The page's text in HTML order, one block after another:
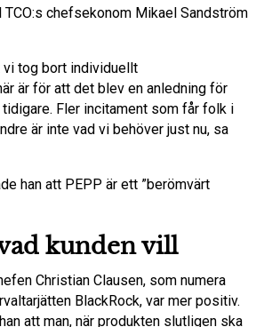
TCO:s chefsekonom Mikael Sandström
tog bort individuellt
är för att det blev en anledning för
Fler incitament som får folk i
är inte vad vi behöver just nu, sa
han att PEPP är ett ”berömvärt
kunden vill
Christian Clausen, som numera
BlackRock, var mer positiv.
att man, när produkten slutligen ska